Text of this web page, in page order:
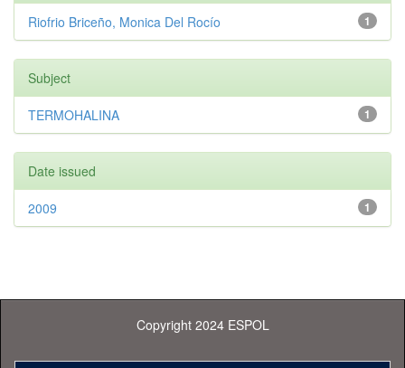
1
Riofrio Briceño, Monica Del Rocío
Subject
1
TERMOHALINA
Date issued
1
2009
Copyright 2024 ESPOL